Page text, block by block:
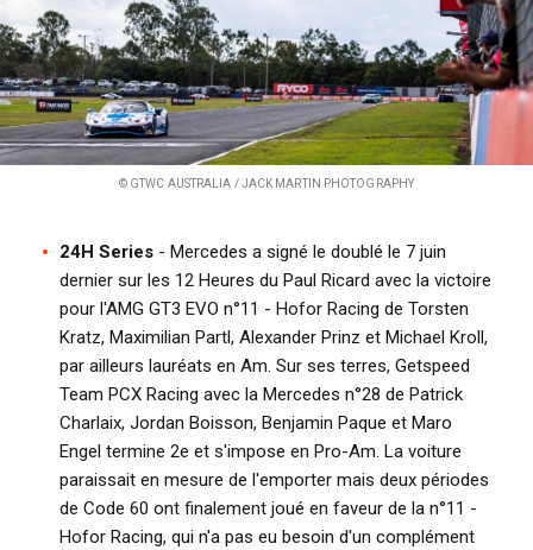
© GTWC AUSTRALIA / JACK MARTIN PHOTOGRAPHY
24H Series - Mercedes a signé le doublé le 7 juin
dernier sur les 12 Heures du Paul Ricard avec la victoire
pour l'AMG GT3 EVO n°11 - Hofor Racing de Torsten
Kratz, Maximilian Partl, Alexander Prinz et Michael Kroll,
par ailleurs lauréats en Am. Sur ses terres, Getspeed
Team PCX Racing avec la Mercedes n°28 de Patrick
Charlaix, Jordan Boisson, Benjamin Paque et Maro
Engel termine 2e et s'impose en Pro-Am. La voiture
paraissait en mesure de l'emporter mais deux périodes
de Code 60 ont finalement joué en faveur de la n°11 -
Hofor Racing, qui n'a pas eu besoin d'un complément